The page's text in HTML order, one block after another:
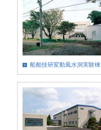
船舶技研変動風水洞実験棟